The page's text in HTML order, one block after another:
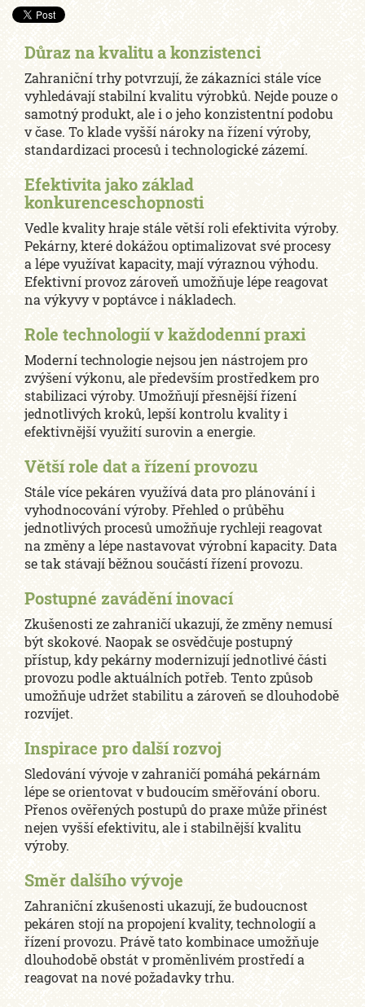
Důraz na kvalitu a konzistenci
Zahraniční trhy potvrzují, že zákazníci stále více
vyhledávají stabilní kvalitu výrobků. Nejde pouze o
samotný produkt, ale i o jeho konzistentní podobu
v čase. To klade vyšší nároky na řízení výroby,
standardizaci procesů i technologické zázemí.
Efektivita jako základ
konkurenceschopnosti
Vedle kvality hraje stále větší roli efektivita výroby.
Pekárny, které dokážou optimalizovat své procesy
a lépe využívat kapacity, mají výraznou výhodu.
Efektivní provoz zároveň umožňuje lépe reagovat
na výkyvy v poptávce i nákladech.
Role technologií v každodenní praxi
Moderní technologie nejsou jen nástrojem pro
zvýšení výkonu, ale především prostředkem pro
stabilizaci výroby. Umožňují přesnější řízení
jednotlivých kroků, lepší kontrolu kvality i
efektivnější využití surovin a energie.
Větší role dat a řízení provozu
Stále více pekáren využívá data pro plánování i
vyhodnocování výroby. Přehled o průběhu
jednotlivých procesů umožňuje rychleji reagovat
na změny a lépe nastavovat výrobní kapacity. Data
se tak stávají běžnou součástí řízení provozu.
Postupné zavádění inovací
Zkušenosti ze zahraničí ukazují, že změny nemusí
být skokové. Naopak se osvědčuje postupný
přístup, kdy pekárny modernizují jednotlivé části
provozu podle aktuálních potřeb. Tento způsob
umožňuje udržet stabilitu a zároveň se dlouhodobě
rozvíjet.
Inspirace pro další rozvoj
Sledování vývoje v zahraničí pomáhá pekárnám
lépe se orientovat v budoucím směřování oboru.
Přenos ověřených postupů do praxe může přinést
nejen vyšší efektivitu, ale i stabilnější kvalitu
výroby.
Směr dalšího vývoje
Zahraniční zkušenosti ukazují, že budoucnost
pekáren stojí na propojení kvality, technologií a
řízení provozu. Právě tato kombinace umožňuje
dlouhodobě obstát v proměnlivém prostředí a
reagovat na nové požadavky trhu.